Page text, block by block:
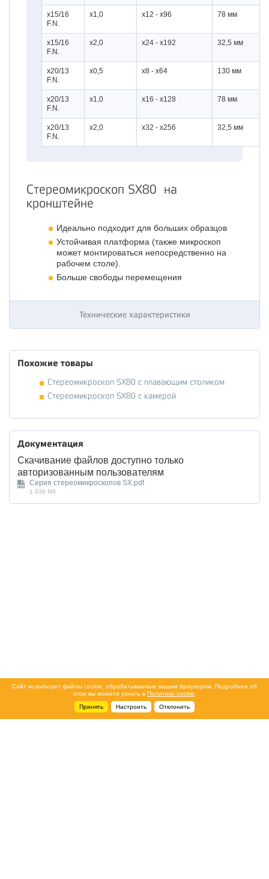
x15/16
F.N.
x1,0 x12 - x96 78 мм
x15/16
F.N.
x2,0 x24 - x192 32,5 мм
x20/13
F.N.
x0,5 x8 - x64 130 мм
x20/13
F.N.
x1,0 x16 - x128 78 мм
x20/13
F.N.
x2,0 x32 - x256 32,5 мм
Стереомикроскоп SX80 на
кронштейне
Идеально подходит для больших образцов
Устойчивая платформа (также микроскоп
может монтироваться непосредственно на
рабочем столе).
Больше свободы перемещения
Технические характеристики
Похожие товары
Стереомикроскоп SX80 с плавающим столиком
Стереомикроскоп SX80 с камерой
Документация
Скачивание файлов доступно только
авторизованным пользователям
Серия стереомикроскопов SX.pdf
1.936 Мб
Сайт использует файлы cookie, обрабатываемые вашим браузером. Подробнее об
этом вы можете узнать в Политике cookie
Принять
Настроить Отклонить